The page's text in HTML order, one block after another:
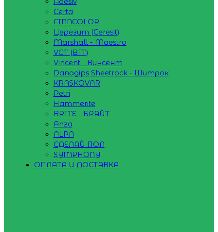
Certa
FINNCOLOR
Церезит (Ceresit)
Marshall - Maestro
VGT (ВГТ)
Vincent - Винсент
Danogips Sheetrock - Шитрок
KRASKOVAR
Petri
Hammerite
BRITE - БРАЙТ
Anza
ALPA
СДЕЛАЙ ПОЛ
SYMPHONY
ОПЛАТА И ДОСТАВКА